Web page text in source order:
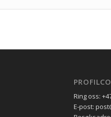
Ring oss:
E-post: